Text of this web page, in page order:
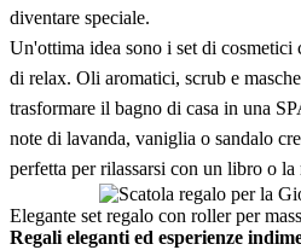
diventare speciale.
Un'ottima idea sono i set di cosmetici
di relax. Oli aromatici, scrub e
trasformare il bagno di casa in una
note di lavanda, vaniglia o sandalo
perfetta per rilassarsi con un libro o la
Elegante set regalo con roller per
Regali eleganti ed esperienze